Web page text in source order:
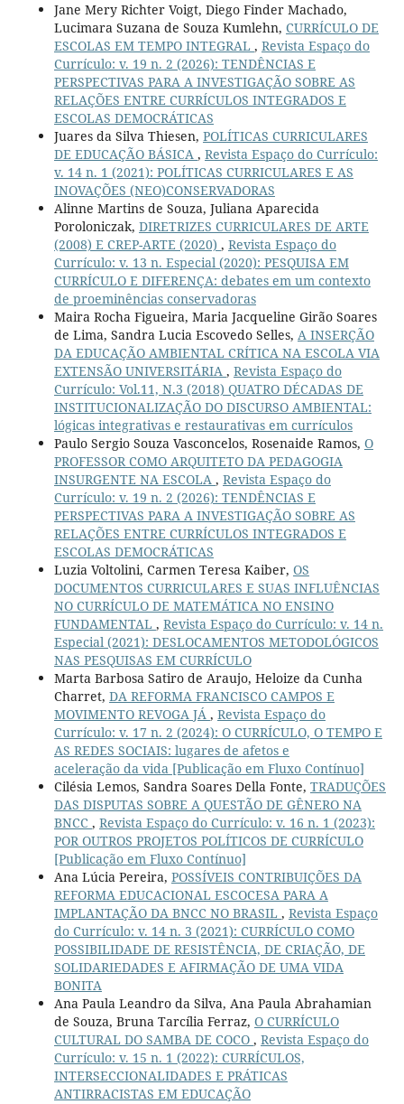
Jane Mery Richter Voigt, Diego Finder Machado,
Lucimara Suzana de Souza Kumlehn, CURRÍCULO DE
ESCOLAS EM TEMPO INTEGRAL , Revista Espaço do
Currículo: v. 19 n. 2 (2026): TENDÊNCIAS E
PERSPECTIVAS PARA A INVESTIGAÇÃO SOBRE AS
RELAÇÕES ENTRE CURRÍCULOS INTEGRADOS E
ESCOLAS DEMOCRÁTICAS
Juares da Silva Thiesen, POLÍTICAS CURRICULARES
DE EDUCAÇÃO BÁSICA , Revista Espaço do Currículo:
v. 14 n. 1 (2021): POLÍTICAS CURRICULARES E AS
INOVAÇÕES (NEO)CONSERVADORAS
Alinne Martins de Souza, Juliana Aparecida
Poroloniczak, DIRETRIZES CURRICULARES DE ARTE
(2008) E CREP-ARTE (2020) , Revista Espaço do
Currículo: v. 13 n. Especial (2020): PESQUISA EM
CURRÍCULO E DIFERENÇA: debates em um contexto
de proeminências conservadoras
Maira Rocha Figueira, Maria Jacqueline Girão Soares
de Lima, Sandra Lucia Escovedo Selles, A INSERÇÃO
DA EDUCAÇÃO AMBIENTAL CRÍTICA NA ESCOLA VIA
EXTENSÃO UNIVERSITÁRIA , Revista Espaço do
Currículo: Vol.11, N.3 (2018) QUATRO DÉCADAS DE
INSTITUCIONALIZAÇÃO DO DISCURSO AMBIENTAL:
lógicas integrativas e restaurativas em currículos
Paulo Sergio Souza Vasconcelos, Rosenaide Ramos, O
PROFESSOR COMO ARQUITETO DA PEDAGOGIA
INSURGENTE NA ESCOLA , Revista Espaço do
Currículo: v. 19 n. 2 (2026): TENDÊNCIAS E
PERSPECTIVAS PARA A INVESTIGAÇÃO SOBRE AS
RELAÇÕES ENTRE CURRÍCULOS INTEGRADOS E
ESCOLAS DEMOCRÁTICAS
Luzia Voltolini, Carmen Teresa Kaiber, OS
DOCUMENTOS CURRICULARES E SUAS INFLUÊNCIAS
NO CURRÍCULO DE MATEMÁTICA NO ENSINO
FUNDAMENTAL , Revista Espaço do Currículo: v. 14 n.
Especial (2021): DESLOCAMENTOS METODOLÓGICOS
NAS PESQUISAS EM CURRÍCULO
Marta Barbosa Satiro de Araujo, Heloize da Cunha
Charret, DA REFORMA FRANCISCO CAMPOS E
MOVIMENTO REVOGA JÁ , Revista Espaço do
Currículo: v. 17 n. 2 (2024): O CURRÍCULO, O TEMPO E
AS REDES SOCIAIS: lugares de afetos e
aceleração da vida [Publicação em Fluxo Contínuo]
Cilésia Lemos, Sandra Soares Della Fonte, TRADUÇÕES
DAS DISPUTAS SOBRE A QUESTÃO DE GÊNERO NA
BNCC , Revista Espaço do Currículo: v. 16 n. 1 (2023):
POR OUTROS PROJETOS POLÍTICOS DE CURRÍCULO
[Publicação em Fluxo Contínuo]
Ana Lúcia Pereira, POSSÍVEIS CONTRIBUIÇÕES DA
REFORMA EDUCACIONAL ESCOCESA PARA A
IMPLANTAÇÃO DA BNCC NO BRASIL , Revista Espaço
do Currículo: v. 14 n. 3 (2021): CURRÍCULO COMO
POSSIBILIDADE DE RESISTÊNCIA, DE CRIAÇÃO, DE
SOLIDARIEDADES E AFIRMAÇÃO DE UMA VIDA
BONITA
Ana Paula Leandro da Silva, Ana Paula Abrahamian
de Souza, Bruna Tarcília Ferraz, O CURRÍCULO
CULTURAL DO SAMBA DE COCO , Revista Espaço do
Currículo: v. 15 n. 1 (2022): CURRÍCULOS,
INTERSECCIONALIDADES E PRÁTICAS
ANTIRRACISTAS EM EDUCAÇÃO